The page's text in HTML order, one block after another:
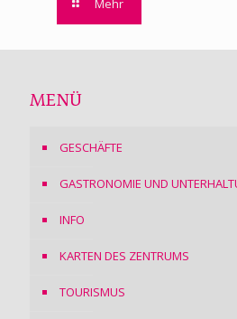
MENÜ
GESCHÄFTE
GASTRONOMIE UND
INFO
KARTEN DES ZENTRUMS
TOURISMUS